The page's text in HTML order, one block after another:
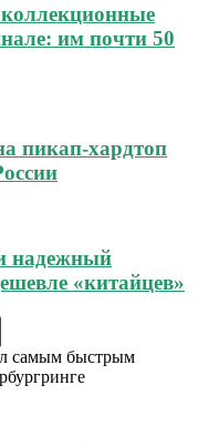
им почти 50
пикап-хардтоп
надежный
«китайцев»
самым быстрым